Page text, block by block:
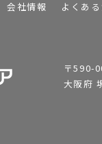
会社情報 よくあ
〒590-
大阪府